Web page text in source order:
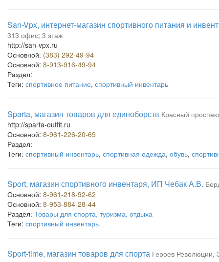
San-Vpx, интернет-магазин спортивного питания и
313 офис; 3 этаж
http://san-vpx.ru
Основной: (383) 292-49-94
Основной: 8-913-916-49-94
Раздел:
Теги: спортивное питание, спортивный инвентарь
Sparta, магазин товаров для единоборств Красный
http://sparta-outfit.ru
Основной: 8-961-226-20-69
Раздел:
Теги: спортивный инвентарь, спортивная одежда, обувь,
Sport, магазин спортивного инвентаря, ИП Чебак А.В.
Основной: 8-961-218-92-62
Основной: 8-953-884-28-44
Раздел: Товары для спорта, туризма, отдыха
Теги: спортивный инвентарь
Sport-time, магазин товаров для спорта Героев Революции,